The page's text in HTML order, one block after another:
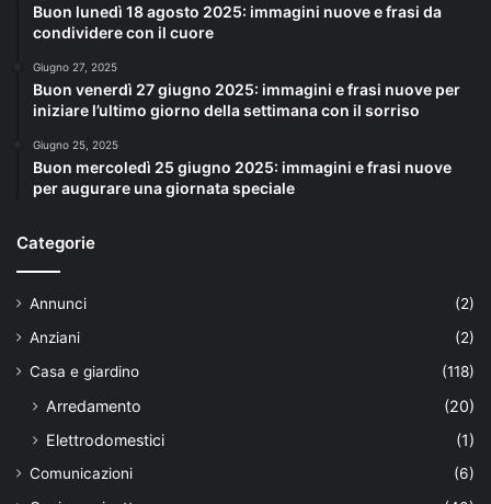
Buon lunedì 18 agosto 2025: immagini nuove e frasi da
condividere con il cuore
Giugno 27, 2025
Buon venerdì 27 giugno 2025: immagini e frasi nuove per
iniziare l’ultimo giorno della settimana con il sorriso
Giugno 25, 2025
Buon mercoledì 25 giugno 2025: immagini e frasi nuove
per augurare una giornata speciale
Categorie
Annunci
(2)
Anziani
(2)
Casa e giardino
(118)
Arredamento
(20)
Elettrodomestici
(1)
Comunicazioni
(6)